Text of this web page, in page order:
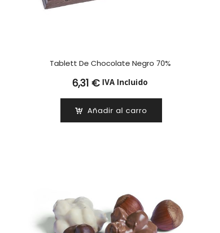
Tablett De Chocolate Negro 70%
6,31 € IVA Incluido
Añadir al carro